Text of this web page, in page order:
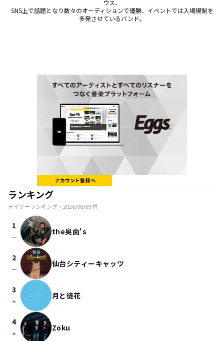
ウス、
SNS上で話題となり数々のオーディションで優勝、イベントでは入場規制を
ランキング
デイリーランキング・ 2026/08/09付
1
check_indeterminate_small the奥歯's
2
check_indeterminate_small 仙台シティーキャッツ
3
arrow_drop_up 月と徒花
4
arrow_drop_up Zoku